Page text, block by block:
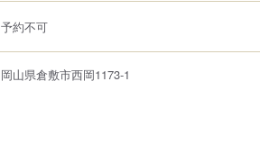
予約不可
岡山県倉敷市西岡1173-1